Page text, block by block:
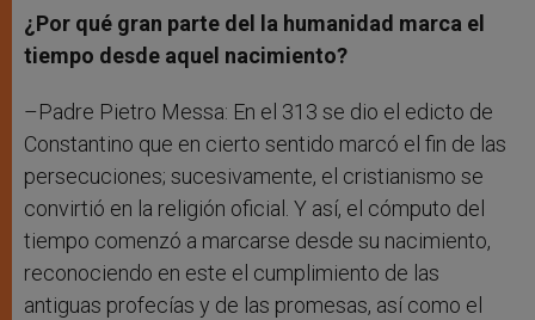
¿Por qué gran parte del la humanidad marca el
tiempo desde aquel nacimiento?
–Padre Pietro Messa: En el 313 se dio el edicto de
Constantino que en cierto sentido marcó el fin de las
persecuciones; sucesivamente, el cristianismo se
convirtió en la religión oficial. Y así, el cómputo del
tiempo comenzó a marcarse desde su nacimiento,
reconociendo en este el cumplimiento de las
antiguas profecías y de las promesas, así como el